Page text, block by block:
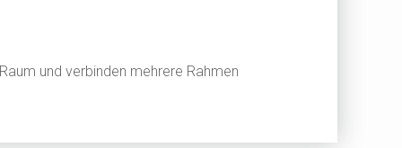
und verbinden mehrere Rahmen